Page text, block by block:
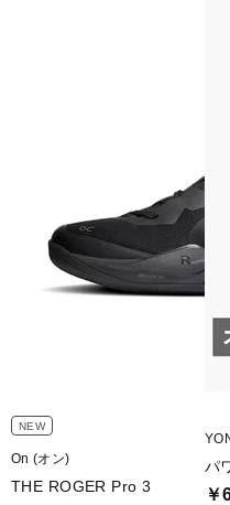
NEW
On (オン)
THE ROGER Pro 3
パ
￥